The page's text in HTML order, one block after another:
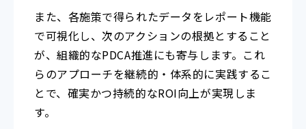
また、各施策で得られたデータをレポート機能
で可視化し、次のアクションの根拠とすること
が、組織的なPDCA推進にも寄与します。これ
らのアプローチを継続的・体系的に実践するこ
とで、確実かつ持続的なROI向上が実現しま
す。